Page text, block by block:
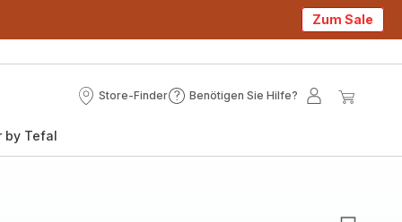
Zum Sale
Store-Finder
Store-
Benötigen Sie Hilfe?
Benötigen
Mein
by Tefal